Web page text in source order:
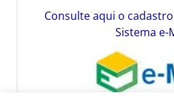
Consulte aqui o
Sistema e-